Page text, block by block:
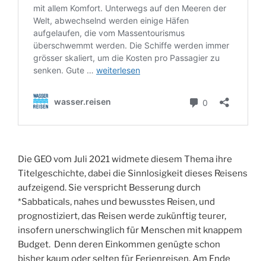
n
a
p
p
r
o
p
Die GEO vom Juli 2021 widmete diesem Thema ihre
Titelgeschichte, dabei die Sinnlosigkeit dieses Reisens
aufzeigend. Sie verspricht Besserung durch
*Sabbaticals, nahes und bewusstes Reisen, und
prognostiziert, das Reisen werde zukünftig teurer,
insofern unerschwinglich für Menschen mit knappem
Budget. Denn deren Einkommen genügte schon
bisher kaum oder selten für Ferienreisen. Am Ende